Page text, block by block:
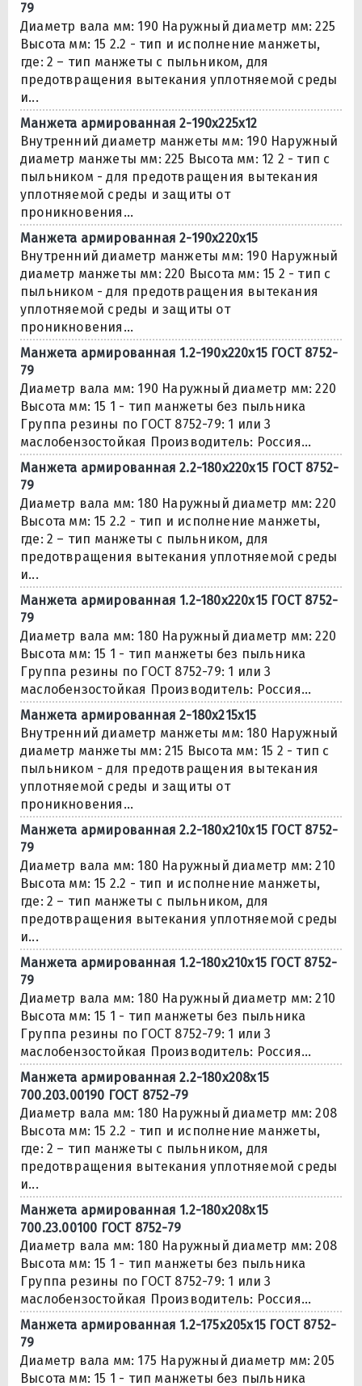
79
Диаметр вала мм: 190 Наружный диаметр мм: 225
Высота мм: 15 2.2 - тип и исполнение манжеты,
где: 2 – тип манжеты с пыльником, для
предотвращения вытекания уплотняемой среды
и...
Манжета армированная 2-190х225х12
Внутренний диаметр манжеты мм: 190 Наружный
диаметр манжеты мм: 225 Высота мм: 12 2 - тип с
пыльником - для предотвращения вытекания
уплотняемой среды и защиты от
проникновения...
Манжета армированная 2-190х220х15
Внутренний диаметр манжеты мм: 190 Наружный
диаметр манжеты мм: 220 Высота мм: 15 2 - тип с
пыльником - для предотвращения вытекания
уплотняемой среды и защиты от
проникновения...
Манжета армированная 1.2-190х220х15 ГОСТ 8752-
79
Диаметр вала мм: 190 Наружный диаметр мм: 220
Высота мм: 15 1 - тип манжеты без пыльника
Группа резины по ГОСТ 8752-79: 1 или 3
маслобензостойкая Производитель: Россия...
Манжета армированная 2.2-180х220х15 ГОСТ 8752-
79
Диаметр вала мм: 180 Наружный диаметр мм: 220
Высота мм: 15 2.2 - тип и исполнение манжеты,
где: 2 – тип манжеты с пыльником, для
предотвращения вытекания уплотняемой среды
и...
Манжета армированная 1.2-180х220х15 ГОСТ 8752-
79
Диаметр вала мм: 180 Наружный диаметр мм: 220
Высота мм: 15 1 - тип манжеты без пыльника
Группа резины по ГОСТ 8752-79: 1 или 3
маслобензостойкая Производитель: Россия...
Манжета армированная 2-180х215х15
Внутренний диаметр манжеты мм: 180 Наружный
диаметр манжеты мм: 215 Высота мм: 15 2 - тип с
пыльником - для предотвращения вытекания
уплотняемой среды и защиты от
проникновения...
Манжета армированная 2.2-180х210х15 ГОСТ 8752-
79
Диаметр вала мм: 180 Наружный диаметр мм: 210
Высота мм: 15 2.2 - тип и исполнение манжеты,
где: 2 – тип манжеты с пыльником, для
предотвращения вытекания уплотняемой среды
и...
Манжета армированная 1.2-180х210х15 ГОСТ 8752-
79
Диаметр вала мм: 180 Наружный диаметр мм: 210
Высота мм: 15 1 - тип манжеты без пыльника
Группа резины по ГОСТ 8752-79: 1 или 3
маслобензостойкая Производитель: Россия...
Манжета армированная 2.2-180х208х15
700.203.00190 ГОСТ 8752-79
Диаметр вала мм: 180 Наружный диаметр мм: 208
Высота мм: 15 2.2 - тип и исполнение манжеты,
где: 2 – тип манжеты с пыльником, для
предотвращения вытекания уплотняемой среды
и...
Манжета армированная 1.2-180х208х15
700.23.00100 ГОСТ 8752-79
Диаметр вала мм: 180 Наружный диаметр мм: 208
Высота мм: 15 1 - тип манжеты без пыльника
Группа резины по ГОСТ 8752-79: 1 или 3
маслобензостойкая Производитель: Россия...
Манжета армированная 1.2-175х205х15 ГОСТ 8752-
79
Диаметр вала мм: 175 Наружный диаметр мм: 205
Высота мм: 15 1 - тип манжеты без пыльника